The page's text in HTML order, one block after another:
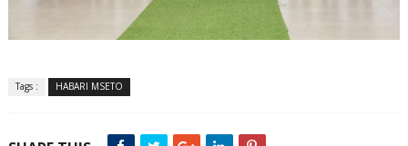
Tags : HABARI MSETO